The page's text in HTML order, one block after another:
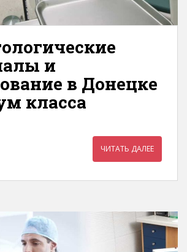
и
в Донецке
класса
ЧИТАТЬ ДАЛЕЕ